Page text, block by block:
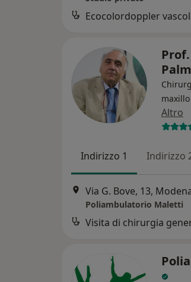
Ecocolordoppler
Altro
Indirizzo 1 Indirizzo
Via G. Bove, 13,
Poliambulatorio Maletti
Visita di chirurgia